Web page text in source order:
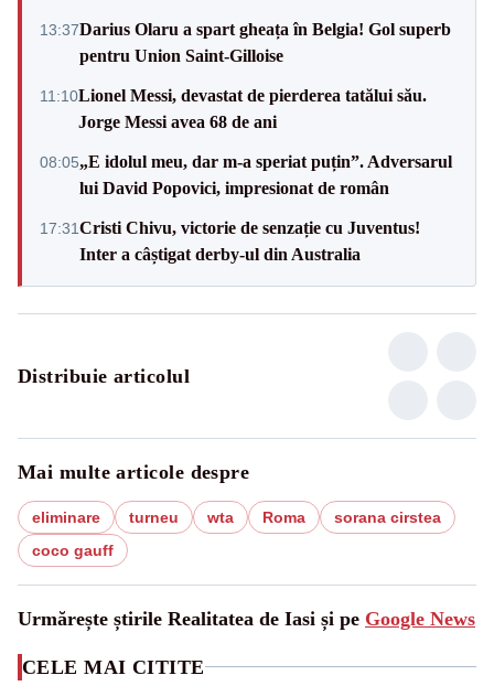
13:37Darius Olaru a spart gheața în Belgia! Gol superb
pentru Union Saint-Gilloise
11:10Lionel Messi, devastat de pierderea tatălui său.
Jorge Messi avea 68 de ani
08:05„E idolul meu, dar m-a speriat puțin”. Adversarul
lui David Popovici, impresionat de român
17:31Cristi Chivu, victorie de senzație cu Juventus!
Inter a câștigat derby-ul din Australia
Distribuie articolul
Mai multe articole despre
eliminare turneu wta Roma
sorana cirstea
coco gauff
Urmărește știrile Realitatea de Iasi și pe Google News
CELE MAI CITITE